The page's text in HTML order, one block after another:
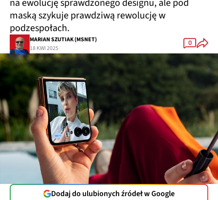
na ewolucję sprawdzonego designu, ale pod
maską szykuje prawdziwą rewolucję w
podzespołach.
MARIAN SZUTIAK (MSNET)
18 KWI 2025
0
Dodaj do ulubionych źródeł w Google